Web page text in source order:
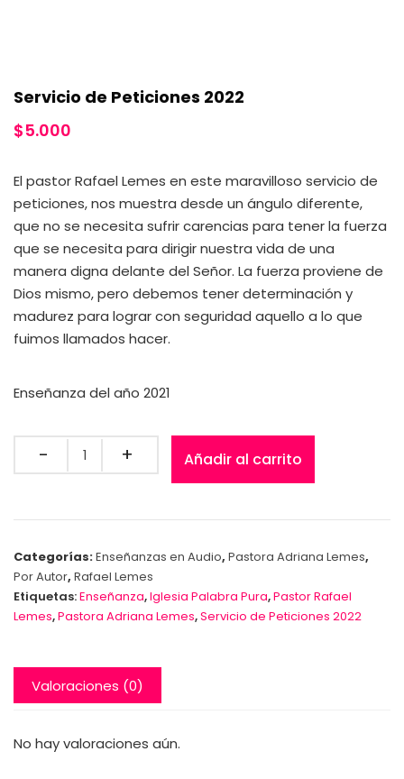
Servicio de Peticiones 2022
$5.000
El pastor Rafael Lemes en este maravilloso servicio de
peticiones, nos muestra desde un ángulo diferente,
que no se necesita sufrir carencias para tener la fuerza
que se necesita para dirigir nuestra vida de una
manera digna delante del Señor. La fuerza proviene de
Dios mismo, pero debemos tener determinación y
madurez para lograr con seguridad aquello a lo que
fuimos llamados hacer.
Enseñanza del año 2021
Añadir al carrito
Categorías:Enseñanzas en Audio, Pastora Adriana Lemes,
Por Autor, Rafael Lemes
Etiquetas:Enseñanza,Iglesia Palabra Pura,Pastor Rafael
Lemes,Pastora Adriana Lemes,Servicio de Peticiones 2022
Valoraciones (0)
No hay valoraciones aún.